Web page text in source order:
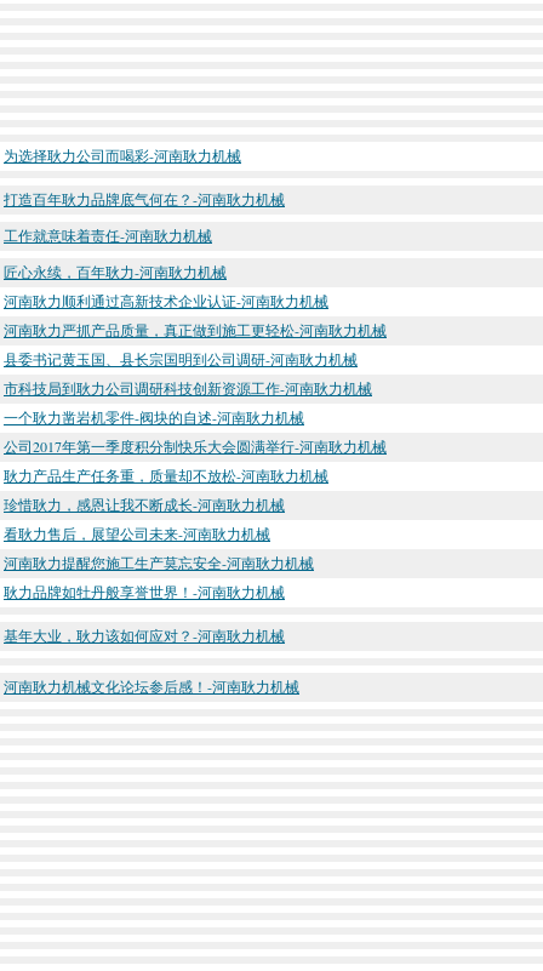
为选择耿力公司而喝彩-河南耿力机械
打造百年耿力品牌底气何在？-河南耿力机械
工作就意味着责任-河南耿力机械
匠心永续，百年耿力-河南耿力机械
河南耿力顺利通过高新技术企业认证-河南耿力机械
河南耿力严抓产品质量，真正做到施工更轻松-河南耿力机械
县委书记黄玉国、县长宗国明到公司调研-河南耿力机械
市科技局到耿力公司调研科技创新资源工作-河南耿力机械
一个耿力凿岩机零件-阀块的自述-河南耿力机械
公司2017年第一季度积分制快乐大会圆满举行-河南耿力机械
耿力产品生产任务重，质量却不放松-河南耿力机械
珍惜耿力，感恩让我不断成长-河南耿力机械
看耿力售后，展望公司未来-河南耿力机械
河南耿力提醒您施工生产莫忘安全-河南耿力机械
耿力品牌如牡丹般享誉世界！-河南耿力机械
基年大业，耿力该如何应对？-河南耿力机械
河南耿力机械文化论坛参后感！-河南耿力机械